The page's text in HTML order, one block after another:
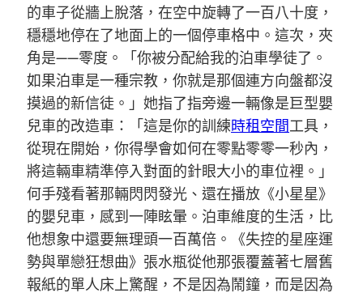
的車子從牆上脫落，在空中旋轉了一百八十度，
穩穩地停在了地面上的一個停車格中。這次，夾
角是——零度。「你被分配給我的泊車學徒了。
如果泊車是一種宗教，你就是那個連方向盤都沒
摸過的新信徒。」她指了指旁邊一輛像是巨型嬰
兒車的改造車：「這是你的訓練時租空間工具，
從現在開始，你得學會如何在零點零零一秒內，
將這輛車精準停入對面的針眼大小的車位裡。」
何手殘看著那輛閃閃發光、還在播放《小星星》
的嬰兒車，感到一陣眩暈。泊車維度的生活，比
他想象中還要無理頭一百萬倍。《失控的星座運
勢與單戀狂想曲》張水瓶從他那張覆蓋著七層舊
報紙的單人床上驚醒，不是因為鬧鐘，而是因為